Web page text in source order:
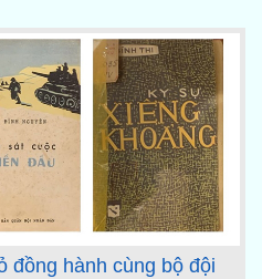
đồng hành cùng bộ đội